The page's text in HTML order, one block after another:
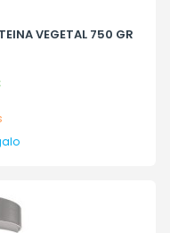
VEGETAL 750 GR